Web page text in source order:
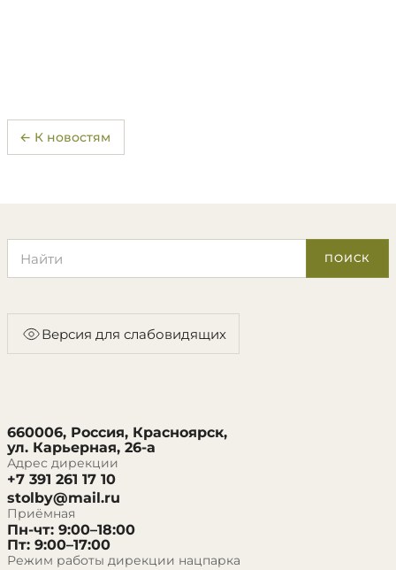
← К новостям
ПОИСК
Версия для слабовидящих
660006, Россия, Красноярск,
ул. Карьерная, 26-а
Адрес дирекции
+7 391 261 17 10
stolby@mail.ru
Приёмная
Пн-чт: 9:00–18:00
Пт: 9:00–17:00
Режим работы дирекции нацпарка